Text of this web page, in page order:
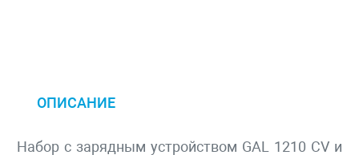
ОПИСАНИЕ
Набор с зарядным устройством GAL 1210 CV и